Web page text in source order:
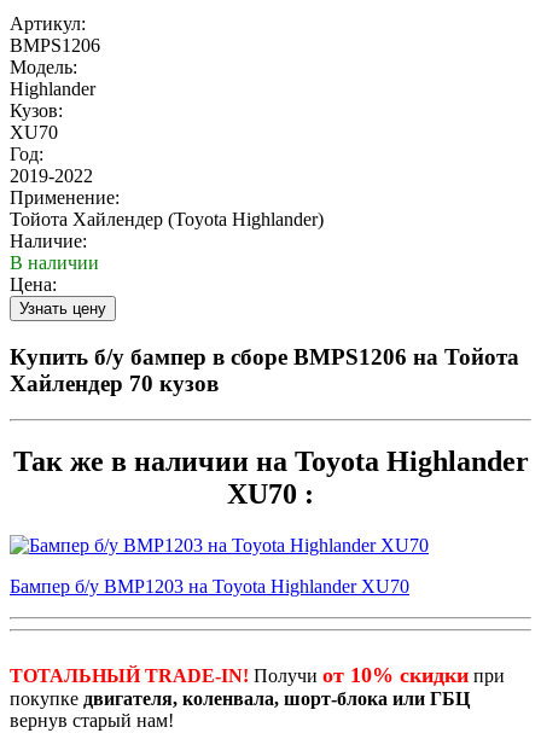
Артикул:
BMPS1206
Модель:
Highlander
Кузов:
XU70
Год:
2019-2022
Применение:
Тойота Хайлендер (Toyota Highlander)
Наличие:
В наличии
Цена:
Купить б/у бампер в сборе BMPS1206 на Тойота
Хайлендер 70 кузов
Так же в наличии на Toyota Highlander
XU70 :
Бампер б/у BMP1203 на Toyota Highlander XU70
ТОТАЛЬНЫЙ TRADE-IN! Получи от 10% скидки при
покупке двигателя, коленвала, шорт-блока или ГБЦ
вернув старый нам!